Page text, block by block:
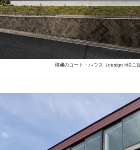
和邇のコート・ハウス（design it様ご